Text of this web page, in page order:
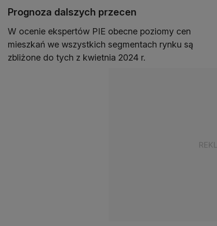
Prognoza dalszych przecen
W ocenie ekspertów PIE obecne poziomy cen
mieszkań we wszystkich segmentach rynku są
zbliżone do tych z kwietnia 2024 r.